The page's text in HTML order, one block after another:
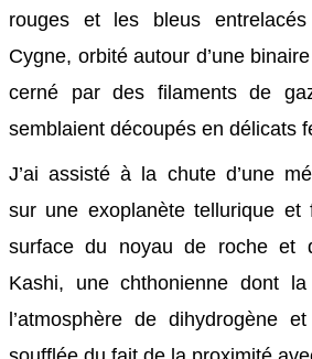
rouges et les bleus
Cygne, orbité autour d’une
cerné par des filaments de
semblaient découpés en délicats
J’ai assisté à la chute d’une
sur une exoplanète tellurique et
surface du noyau de roche et
Kashi, une chthonienne dont
l’atmosphère de dihydrogène